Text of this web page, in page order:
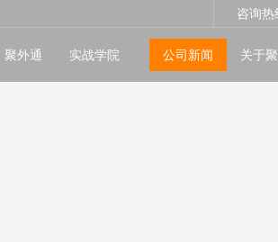
咨询
聚外通 实战学院 公司新闻 关于